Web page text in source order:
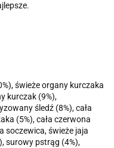
świeże organy kurczaka
kurczak (9%),
śledź (8%), cała
(5%), cała czerwona
soczewica, świeże jaja
surowy pstrąg (4%),